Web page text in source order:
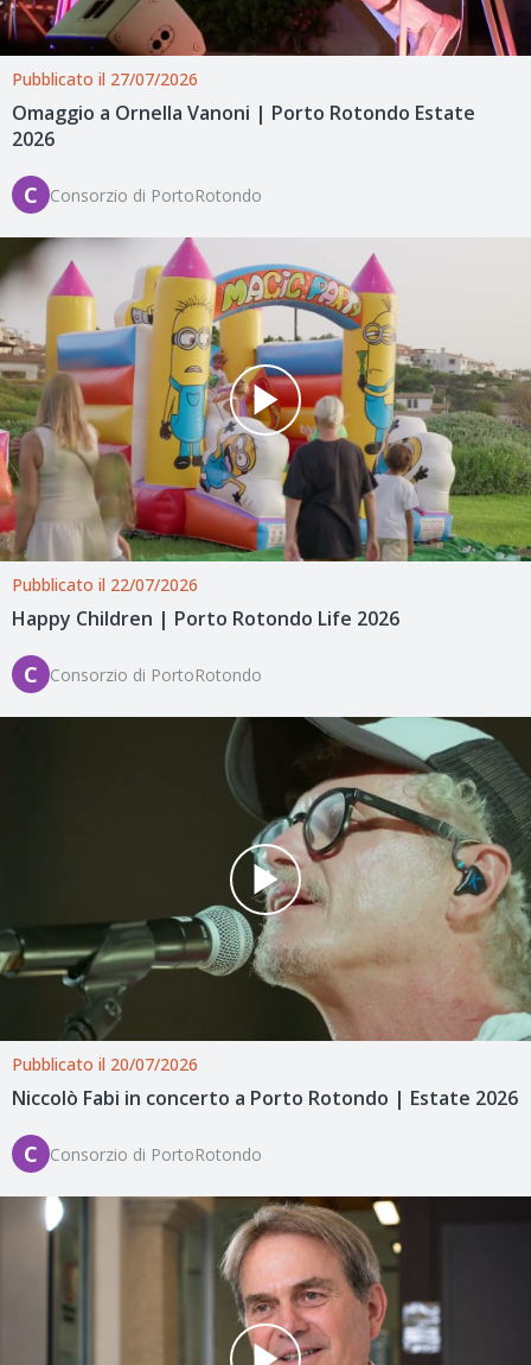
Pubblicato il 27/07/2026
Omaggio a Ornella Vanoni | Porto Rotondo Estate
2026
C Consorzio di PortoRotondo
Pubblicato il 22/07/2026
Happy Children | Porto Rotondo Life 2026
C Consorzio di PortoRotondo
Pubblicato il 20/07/2026
Niccolò Fabi in concerto a Porto Rotondo | Estate 2026
C Consorzio di PortoRotondo